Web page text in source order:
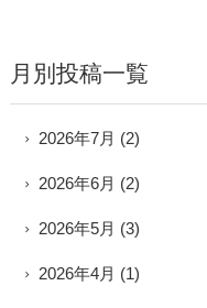
月別投稿一覧
2026年7月 (2)
2026年6月 (2)
2026年5月 (3)
2026年4月 (1)